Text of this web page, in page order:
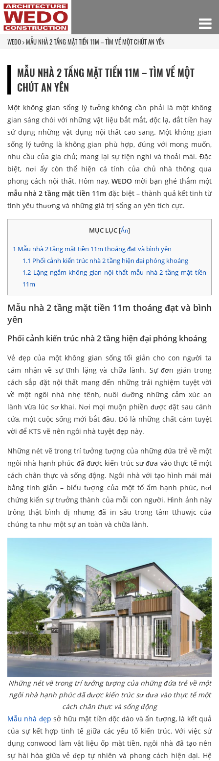
WEDO MẪU NHÀ 2 TẦNG MẶT TIỀN 11M – TÌM VỀ MỘT CHÚT AN YÊN
MẪU NHÀ 2 TẦNG MẶT TIỀN 11M – TÌM VỀ MỘT
CHÚT AN YÊN
Một không gian sống lý tưởng không cần phải là một không
gian sáng chói với những vật liệu bắt mắt, độc lạ, đắt tiền hay
sử dụng những vật dụng nội thất cao sang. Một không gian
sống lý tưởng là không gian phù hợp, đúng với mong muốn,
nhu cầu của gia chủ; mang lại sự tiện nghi và thoải mái. Đặc
biệt, nơi ấy còn thể hiện cá tính của chủ nhà thông qua
phong cách nội thất. Hôm nay,WEDO mời bạn ghé thắm một
mẫu nhà 2 tầng mặt tiền 11m đặc biệt – thành quả kết tinh từ
tình yêu thương và những giá trị sống an yên tích cực.
MỤC LỤC [Ẩn]
1 Mẫu nhà 2 tầng mặt tiền 11m thoáng đạt và bình yên
1.1 Phối cảnh kiến trúc nhà 2 tầng hiện đại phóng khoáng
1.2Lặng ngắm không gian nội thất mẫu nhà 2 tầng mặt tiền
11m
Mẫu nhà 2 tầng mặt tiền 11m thoáng đạt và bình
yên
Phối cảnh kiến trúc nhà 2 tầng hiện đại phóng khoáng
Vẻ đẹp của một không gian sống tối giản cho con người ta
cảm nhận về sự tĩnh lặng và chữa lành. Sự đơn giản trong
cách sắp đặt nội thất mang đến những trải nghiệm tuyệt vời
về một ngôi nhà nhẹ tênh, nuôi dưỡng những cảm xúc an
lành vừa lúc sơ khai. Nơi mọi muộn phiền được đặt sau cánh
cửa, một cuộc sống mới bắt đầu. Đó là những chất cảm tuyệt
vời để KTS vẽ nên ngôi nhà tuyệt đẹp này.
Những nét vẽ trong trí tưởng tượng của những đứa trẻ về một
ngôi nhà hạnh phúc đã được kiến trúc sư đưa vào thực tế một
cách chân thực và sống động. Ngôi nhà với tạo hình mái mái
bằng tinh giản – biểu tượng của một tổ ấm hạnh phúc, nơi
chứng kiến sự trưởng thành của mỗi con người. Hình ảnh này
trông thật bình dị nhưng đã in sâu trong tâm tthuwjc của
chúng ta như một sự an toàn và chữa lành.
Những nét vẽ trong trí tưởng tượng của những đứa trẻ về một
ngôi nhà hạnh phúc đã được kiến trúc sư đưa vào thực tế một
cách chân thực và sống động
Mẫu nhà đẹp sở hữu mặt tiền độc đáo và ấn tượng, là kết quả
của sự kết hợp tinh tế giữa các yếu tố kiến trúc. Với việc sử
dụng conwood làm vật liệu ốp mặt tiền, ngôi nhà đã tạo nên
sự hài hòa giữa vẻ đẹp tự nhiên và phong cách hiện đại. Hệ